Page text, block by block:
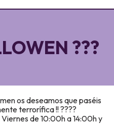
???
os deseamos que paséis
terrorífica !! ????
de 10:00h a 14:00h y